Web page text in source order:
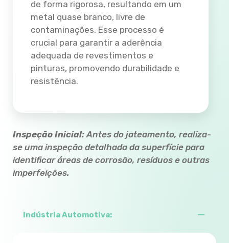
de forma rigorosa, resultando em um
metal quase branco, livre de
contaminações. Esse processo é
crucial para garantir a aderência
adequada de revestimentos e
pinturas, promovendo durabilidade e
resistência.
Inspeção Inicial:Antes do jateamento, realiza-
se uma inspeção detalhada da superfície para
identificar áreas de corrosão, resíduos e outras
imperfeições.
Indústria Automotiva: